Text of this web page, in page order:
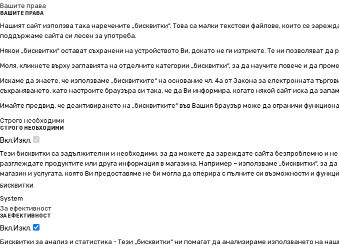
Вашите права
ВАШИТЕ ПРАВА
Нашият сайт използва така наречените „бисквитки“. Това са малки текстови файлове, които се
поддържаме сайта си лесен за употреба.
Някои „бисквитки“ остават съхранени на устройството Ви, докато не ги изтриете. Те ни позволяват
Моля, кликнете върху заглавията на отделните категории „бисквитки“, за да научите повече и да
Искаме да знаете, че използваме „бисквитките“ на основание чл. 4а от Закона за електронната
съхраняването, като настроите браузъра си така, че да Ви информира, когато някой сайт иска да
Имайте предвид, че деактивирането на „бисквитките“ във Вашия браузър може да ограничи
Строго необходими
СТРОГО НЕОБХОДИМИ
Вкл.Изкл.
Тези бисквитки са задължителни и необходими, за да можете да зареждате сайта безпроблемно и
разглеждате продуктите или друга информация в магазина. Например – използваме „бисквитки“, за
магазин и услугата, която Ви предоставяме не би могла да оперира с пълните си възможности и
БИСКВИТКИ
System
За ефективност
ЗА ЕФЕКТИВНОСТ
Вкл.Изкл.
Бисквитки за анализ и статистика - Тези „бисквитки“ ни помагат да анализираме използването на